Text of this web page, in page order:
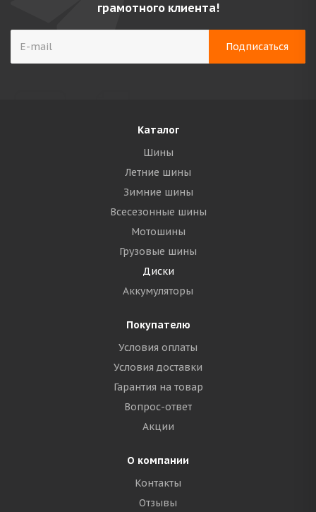
грамотного клиента!
Каталог
Шины
Летние шины
Зимние шины
Всесезонные шины
Мотошины
Грузовые шины
Диски
Аккумуляторы
Покупателю
Условия оплаты
Условия доставки
Гарантия на товар
Вопрос-ответ
Акции
О компании
Контакты
Отзывы